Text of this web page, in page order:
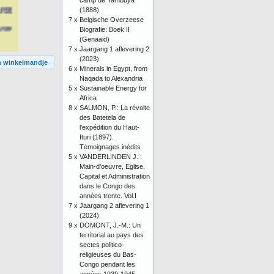
winkelmandje
(1888)
7 x Belgische Overzeese
Biografie: Boek II
(Genaaid)
7 x Jaargang 1 aflevering 2
(2023)
6 x Minerals in Egypt, from
Naqada to Alexandria
5 x Sustainable Energy for
Africa
8 x SALMON, P.: La révolte
des Batetela de
l’expédition du Haut-
Ituri (1897).
Témoignages inédits
5 x VANDERLINDEN J. :
Main-d'oeuvre, Eglise,
Capital et Administration
dans le Congo des
années trente. Vol.I
7 x Jaargang 2 aflevering 1
(2024)
9 x DOMONT, J.-M.: Un
territorial au pays des
sectes politico-
religieuses du Bas-
Congo pendant les